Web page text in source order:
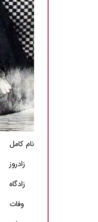
نام کامل
زادروز
زادگاه
وفات